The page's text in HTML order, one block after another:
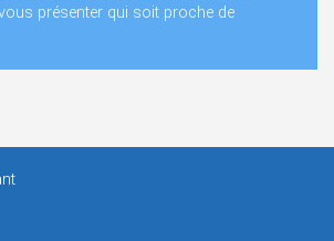
présenter qui soit proche de